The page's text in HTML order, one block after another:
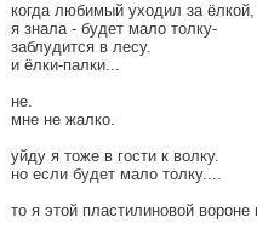
когда любимый уходил за ёлкой,
я знала - будет мало толку-
заблудится в лесу.
и ёлки-палки...
не.
мне не жалко.
уйду я тоже в гости к волку.
но если будет мало толку....
то я этой пластилиновой вороне